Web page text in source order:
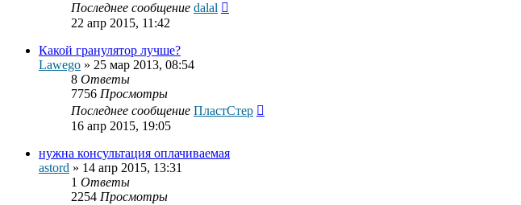
Последнее сообщение dalal
22 апр 2015, 11:42
Какой гранулятор лучше?
Lawego » 25 мар 2013, 08:54
8 Ответы
7756 Просмотры
Последнее сообщение ПластСтер
16 апр 2015, 19:05
нужна консультация оплачиваемая
astord » 14 апр 2015, 13:31
1 Ответы
2254 Просмотры